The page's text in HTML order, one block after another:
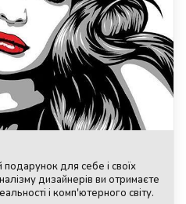
для себе і своїх
дизайнерів ви отримаєте
і комп'ютерного світу.